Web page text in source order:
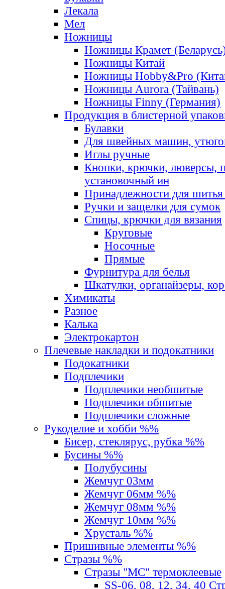
Лекала
Мел
Ножницы
Ножницы Крамет
Ножницы Китай
Ножницы Hobby&Pro
Ножницы Aurora (Тайвань)
Ножницы Finny (Германия)
Продукция в блистерной
Булавки
Для швейных машин,
Иглы ручные
Кнопки, крючки, люверсы,
установочный ин
Принадлежности для шитья
Ручки и защелки для сумок
Спицы, крючки для вязания
Круговые
Носочные
Прямые
Фурнитура для белья
Шкатулки, органайзеры,
Химикаты
Разное
Калька
Электрокартон
Плечевые накладки и подокатники
Подокатники
Подплечики
Подплечики необшитые
Подплечики обшитые
Подплечики сложные
Рукоделие и хобби %%
Бисер, стеклярус, рубка %%
Бусины %%
Полубусины
Жемчуг 03мм
Жемчуг 06мм %%
Жемчуг 08мм %%
Жемчуг 10мм %%
Хрусталь %%
Пришивные элементы %%
Стразы %%
Стразы "MС" термоклеевые
SS-06, 08, 12, 34, 40